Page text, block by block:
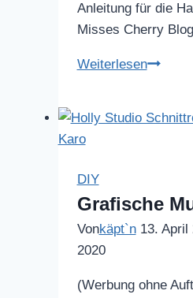
Anleitung für die
Misses Cherry
Weiterlesen
DIY
Grafische
Vonkäpt`n 13. April
2020
(Werbung ohne